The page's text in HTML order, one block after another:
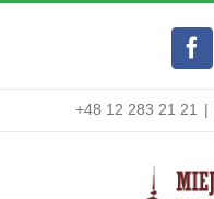
+48 12 283 21 21 |